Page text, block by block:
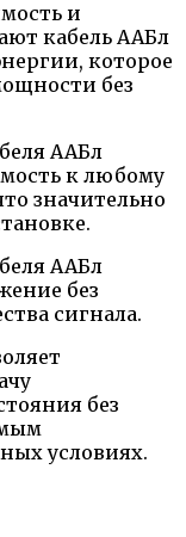
и
кабель ААБл
которое
без
ААБл
к любому
значительно
ААБл
без
сигнала.
без
условиях.